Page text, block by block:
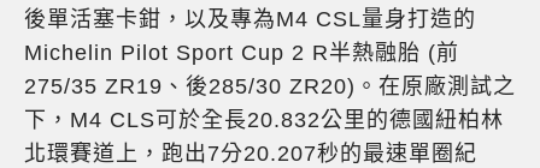
後單活塞卡鉗，以及專為M4 CSL量身打造的
Michelin Pilot Sport Cup 2 R半熱融胎 (前
275/35 ZR19、後285/30 ZR20)。在原廠測試之
下，M4 CLS可於全長20.832公里的德國紐柏林
北環賽道上，跑出7分20.207秒的最速單圈紀